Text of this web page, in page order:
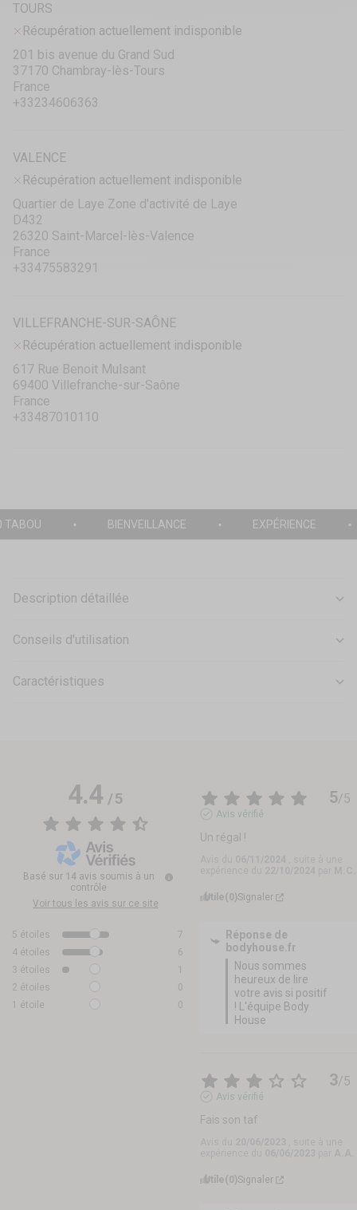
TOURS
Récupération actuellement indisponible
201 bis avenue du Grand Sud
37170 Chambray-lès-Tours
France
+33234606363
VALENCE
Récupération actuellement indisponible
Quartier de Laye Zone d'activité de Laye
D432
26320 Saint-Marcel-lès-Valence
France
+33475583291
VILLEFRANCHE-SUR-SAÔNE
Récupération actuellement indisponible
617 Rue Benoit Mulsant
69400 Villefranche-sur-Saône
France
+33487010110
TABOU BIENVEILLANCE EXPÉRIENCE
Description détaillée
Conseils d'utilisation
Caractéristiques
4.4/5
Basé sur 14 avis soumis à un
contrôle
Voir tous les avis sur ce site
5 étoiles
7
4 étoiles
6
3 étoiles
1
2 étoiles
0
1 étoile 0
5/5
Avis vérifié
Un régal !
Utile(0) Signaler
Réponse de
bodyhouse.fr
Nous sommes
heureux de lire
votre avis si positif
! L'équipe Body
House
3/5
Avis vérifié
Fais son taf
Utile(0) Signaler